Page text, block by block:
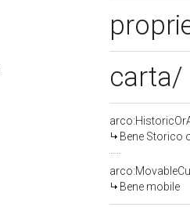
carta/
Bene Storico
Bene mobile